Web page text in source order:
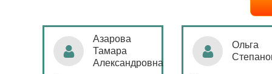
Ольга
Степанова
Наталья